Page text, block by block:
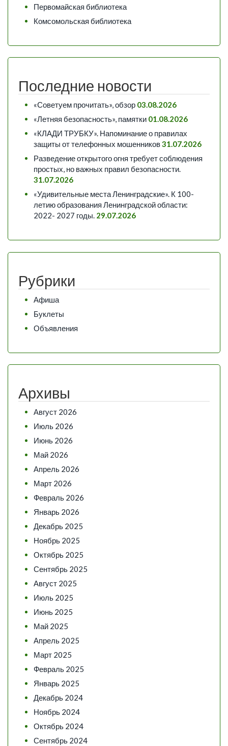
Первомайская библиотека
Комсомольская библиотека
Последние новости
«Советуем прочитать», обзор 03.08.2026
«Летняя безопасность», памятки 01.08.2026
«КЛАДИ ТРУБКУ». Напоминание о правилах
защиты от телефонных мошенников31.07.2026
Разведение открытого огня требует соблюдения
простых, но важных правил безопасности.
31.07.2026
«Удивительные места Ленинградские». К 100-
летию образования Ленинградской области:
2022- 2027 годы. 29.07.2026
Рубрики
Афиша
Буклеты
Объявления
Архивы
Август 2026
Июль 2026
Июнь 2026
Май 2026
Апрель 2026
Март 2026
Февраль 2026
Январь 2026
Декабрь 2025
Ноябрь 2025
Октябрь 2025
Сентябрь 2025
Август 2025
Июль 2025
Июнь 2025
Май 2025
Апрель 2025
Март 2025
Февраль 2025
Январь 2025
Декабрь 2024
Ноябрь 2024
Октябрь 2024
Сентябрь 2024